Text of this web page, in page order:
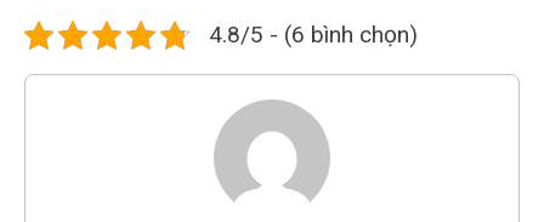
4.8/5 - (6 bình chọn)